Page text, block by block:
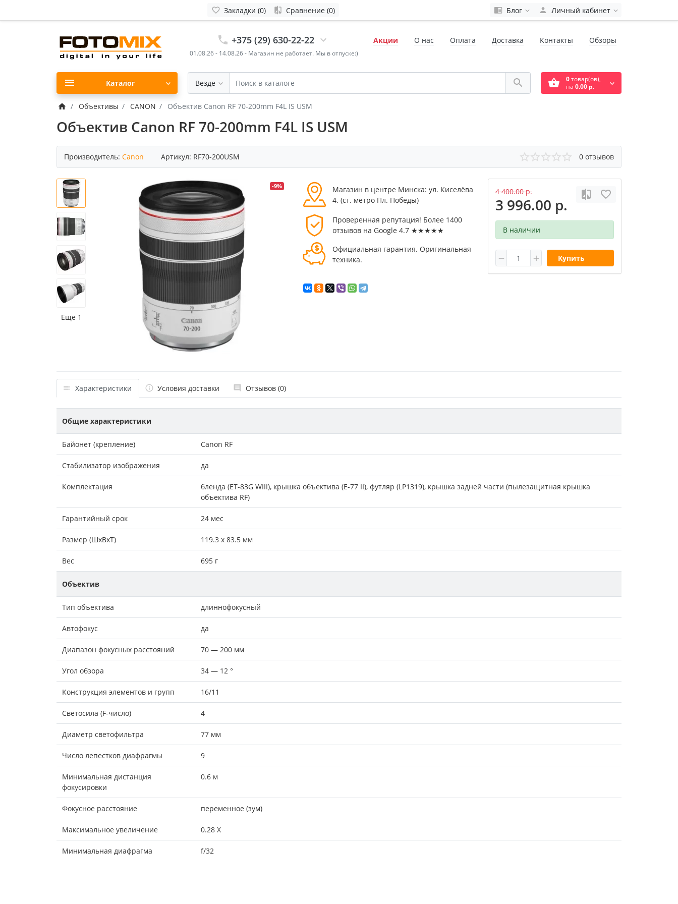
Закладки (0) Сравнение (0) Блог Личный кабинет
+375 (29) 630-22-22
01.08.26 - 14.08.26 - Магазин не работает. Мы в отпуске:)
Акции О нас Оплата Доставка Контакты Обзоры
Везде 0товар(ов),
на 0.00 р.
Каталог
Объективы CANON Объектив Canon RF 70-200mm F4L IS USM
Объектив Canon RF 70-200mm F4L IS USM
Производитель: Canon Артикул: RF70-200USM 0 отзывов
Еще 1
-9%
4 400.00 р.
3 996.00 р.
В наличии
Купить
Магазин в центре Минска: ул. Киселёва
4. (cт. метро Пл. Победы)
Проверенная репутация! Более 1400
отзывов на Google 4.7 ★★★★★
Официальная гарантия. Оригинальная
техника.
Характеристики Условия доставки Отзывов (0)
Общие характеристики
Байонет (крепление) Canon RF
Стабилизатор изображения да
Комплектация
бленда (ET-83G WIII), крышка объектива (E-77 II), футляр (LP1319), крышка задней части (пылезащитная крышка
объектива RF)
Гарантийный срок 24 мес
Размер (ШxВxТ) 119.3 x 83.5 мм
Вес 695 г
Объектив
Тип объектива длиннофокусный
Автофокус да
Диапазон фокусных расстояний 70 — 200 мм
Угол обзора 34 — 12 °
Конструкция элементов и групп 16/11
Светосила (F-число) 4
Диаметр светофильтра 77 мм
Число лепестков диафрагмы 9
Минимальная дистанция
фокусировки
0.6 м
Фокусное расстояние переменное (зум)
Максимальное увеличение 0.28 X
Минимальная диафрагма f/32